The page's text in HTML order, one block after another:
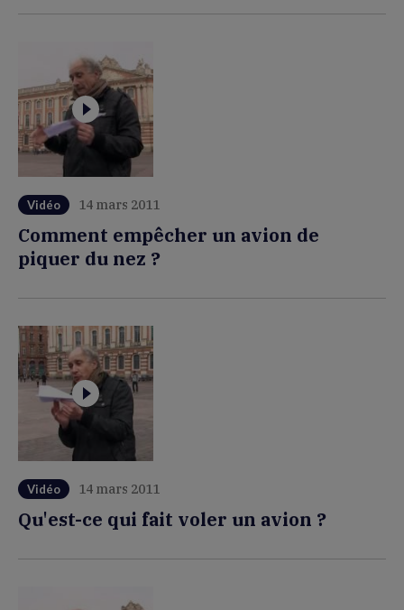
Vidéo 14 mars 2011
Comment empêcher un avion de
piquer du nez ?
Vidéo 14 mars 2011
Qu'est-ce qui fait voler un avion ?